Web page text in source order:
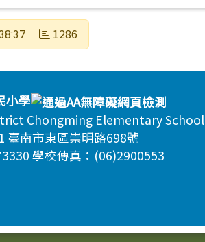
1286
小學
Chongming Elementary School
臺南市東區崇明路698號
學校傳真：(06)2900553